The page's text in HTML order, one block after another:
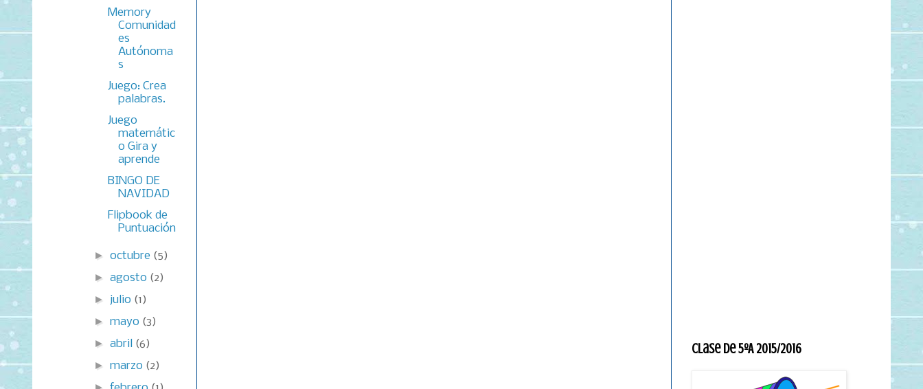
Memory
Comunidad
es
Autónoma
s
Juego: Crea
palabras.
Juego
matemátic
o Gira y
aprende
BINGO DE
NAVIDAD
Flipbook de
Puntuación
►octubre (5)
►agosto (2)
► julio (1)
►mayo (3)
►abril (6)
►marzo (2)
Clase de 5ºA 2015/2016